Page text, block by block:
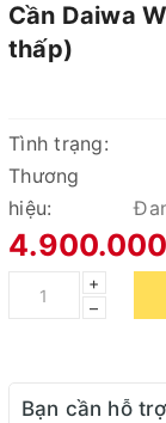
Cần Daiwa
thấp)
Tình trạng:
Thương
hiệu:
+
–
Bạn cần hỗ